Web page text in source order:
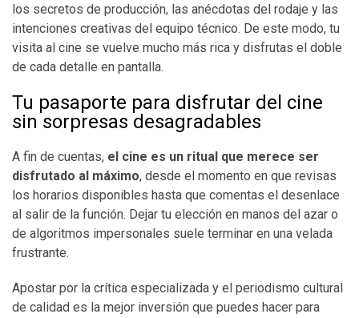
los secretos de producción, las anécdotas del rodaje y las
intenciones creativas del equipo técnico. De este modo, tu
visita al cine se vuelve mucho más rica y disfrutas el doble
de cada detalle en pantalla.
​Tu pasaporte para disfrutar del cine
sin sorpresas desagradables
​A fin de cuentas, el cine es un ritual que merece ser
disfrutado al máximo, desde el momento en que revisas
los horarios disponibles hasta que comentas el desenlace
al salir de la función. Dejar tu elección en manos del azar o
de algoritmos impersonales suele terminar en una velada
frustrante.
​Apostar por la crítica especializada y el periodismo cultural
de calidad es la mejor inversión que puedes hacer para